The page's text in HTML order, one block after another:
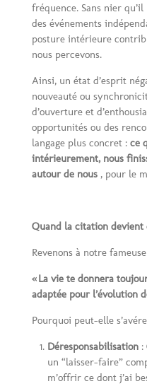
fréquence. Sans nier
des événements
posture intérieure
nous percevons.
Ainsi, un état d’esprit
nouveauté ou
d’ouverture et
opportunités ou des
langage plus concret : ce
intérieurement, nous
autour de nous, pour le
Quand la citation devient
Revenons à notre
«La vie te donnera
adaptée pour l’évolution
Pourquoi peut-elle
Déresponsabilisation :
un “laisser-faire”
m’offrir ce dont j’ai